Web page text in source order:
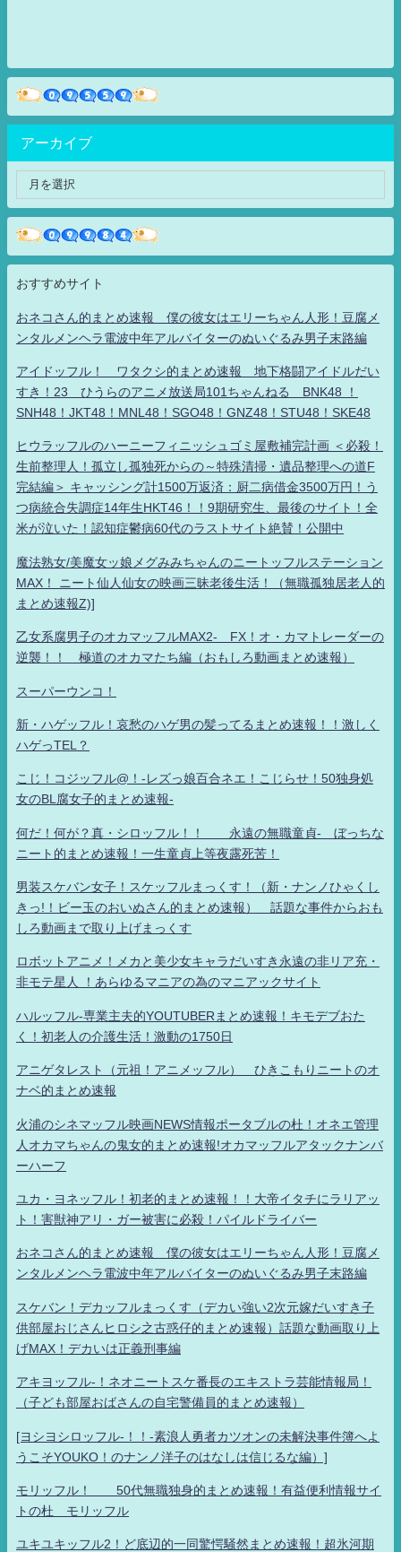
アーカイブ
おすすめサイト
おネコさん的まとめ速報 僕の彼女はエリーちゃん人形！豆腐メ
ンタルメンヘラ電波中年アルバイターのぬいぐるみ男子末路編
アイドッフル！ ワタクシ的まとめ速報 地下格闘アイドルだい
すき！23 ひうらのアニメ放送局101ちゃんねる BNK48 ！
SNH48！JKT48！MNL48！SGO48！GNZ48！STU48！SKE48
ヒウラッフルのハーニーフィニッシュゴミ屋敷補完計画 ＜必殺！
生前整理人！孤立し孤独死からの～特殊清掃・遺品整理への道F
完結編＞ キャッシング計1500万返済：厨二病借金3500万円！う
つ病統合失調症14年生HKT46！！9期研究生、最後のサイト！全
米が泣いた！認知症鬱病60代のラストサイト絶賛！公開中
魔法熟女/美魔女ッ娘メグみみちゃんのニートッフルステーション
MAX！ ニート仙人仙女の映画三昧老後生活！（無職孤独居老人的
まとめ速報Z)]
乙女系腐男子のオカマッフルMAX2- FX！オ・カマトレーダーの
逆襲！！ 極道のオカマたち編（おもしろ動画まとめ速報）
スーパーウンコ！
新・ハゲッフル！哀愁のハゲ男の髪ってるまとめ速報！！激しく
ハゲっTEL？
こじ！コジッフル@！-レズっ娘百合ネエ！こじらせ！50独身処
女のBL腐女子的まとめ速報-
何だ！何が？真・シロッフル！！ 永遠の無職童貞- ぼっちな
ニート的まとめ速報！一生童貞上等夜露死苦！
男装スケバン女子！スケッフルまっくす！（新・ナンノひゃくし
きっ!！ビー玉のおいぬさん的まとめ速報） 話題な事件からおも
しろ動画まで取り上げまっくす
ロボットアニメ！メカと美少女キャラだいすき永遠の非リア充・
非モテ星人 ！あらゆるマニアの為のマニアックサイト
ハルッフル-専業主夫的YOUTUBERまとめ速報！キモデブおた
く！初老人の介護生活！激動の1750日
アニゲタレスト（元祖！アニメッフル） ひきこもりニートのオ
ナベ的まとめ速報
火浦のシネマッフル映画NEWS情報ポータブルの杜！オネエ管理
人オカマちゃんの鬼女的まとめ速報!オカマッフルアタックナンバ
ーハーフ
ユカ・ヨネッフル！初老的まとめ速報！！大帝イタチにラリアッ
ト！害獣神アリ・ガー被害に必殺！パイルドライバー
おネコさん的まとめ速報 僕の彼女はエリーちゃん人形！豆腐メ
ンタルメンヘラ電波中年アルバイターのぬいぐるみ男子末路編
スケバン！デカッフルまっくす（デカい強い2次元嫁だいすき子
供部屋おじさんヒロシ之古惑仔的まとめ速報）話題な動画取り上
げMAX！デカいは正義刑事編
アキヨッフル-！ネオニートスケ番長のエキストラ芸能情報局！
（子ども部屋おばさんの自宅警備員的まとめ速報）
[ヨシヨシロッフル-！！-素浪人勇者カツオンの未解決事件簿へよ
うこそYOUKO！のナンノ洋子のはなしは信じるな編）]
モリッフル！ 50代無職独身的まとめ速報！有益便利情報サイ
トの杜 モリッフル
ユキユキッフル2！ど底辺的一同驚愕騒然まとめ速報！超氷河期